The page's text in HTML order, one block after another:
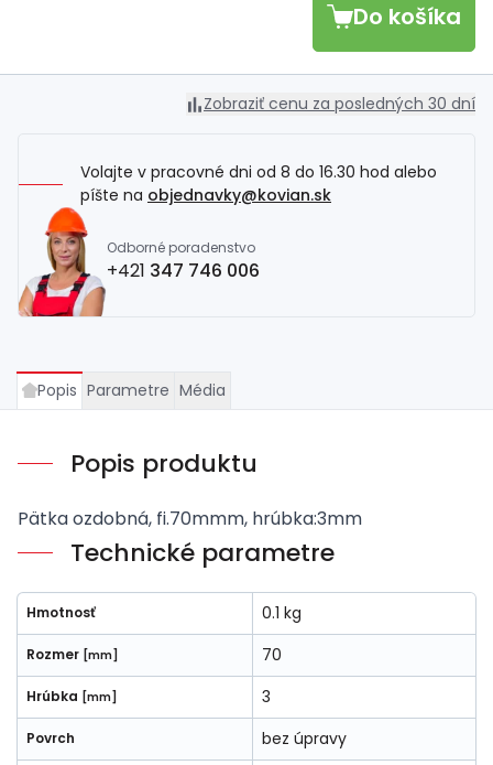
Do košíka
Zobraziť cenu za posledných 30 dní
Volajte v pracovné dni od 8 do 16.30 hod alebo
píšte na objednavky@kovian.sk
Odborné poradenstvo
+421 347 746 006
Popis Parametre Média
Popis produktu
Pätka ozdobná, fi.70mmm, hrúbka:3mm
Technické parametre
Hmotnosť 0.1 kg
Rozmer [mm] 70
Hrúbka [mm] 3
Povrch bez úpravy